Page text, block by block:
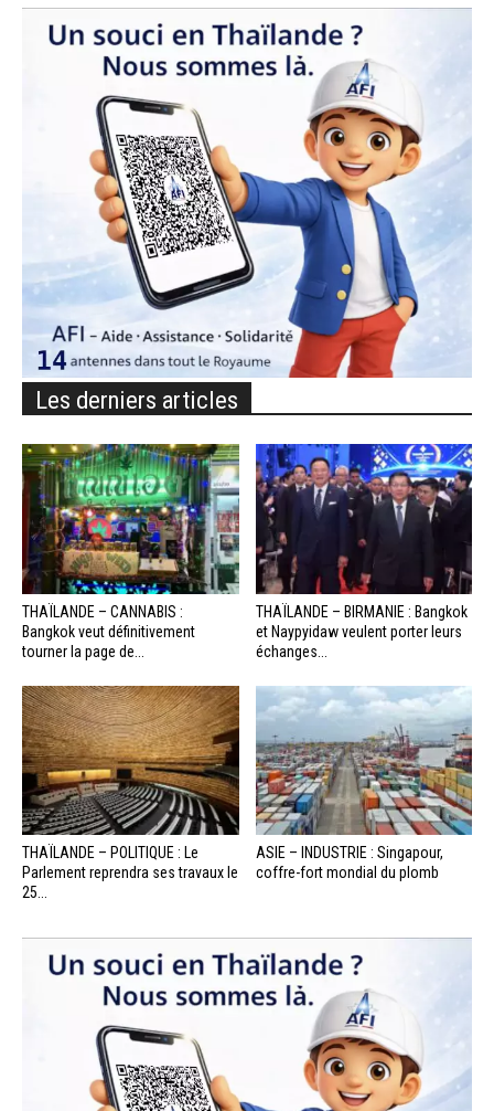
Les derniers articles
THAÏLANDE – CANNABIS :
Bangkok veut définitivement
tourner la page de...
THAÏLANDE – BIRMANIE : Bangkok
et Naypyidaw veulent porter leurs
échanges...
THAÏLANDE – POLITIQUE : Le
Parlement reprendra ses travaux le
25...
ASIE – INDUSTRIE : Singapour,
coffre-fort mondial du plomb